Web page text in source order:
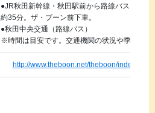
●JR秋田新幹線・秋田駅前から路線バス（仁
約35分。ザ・ブーン前下車。
●秋田中央交通（路線バス）
※時間は目安です。交通機関の状況や季節によ
http://www.theboon.net/theboon/index.html